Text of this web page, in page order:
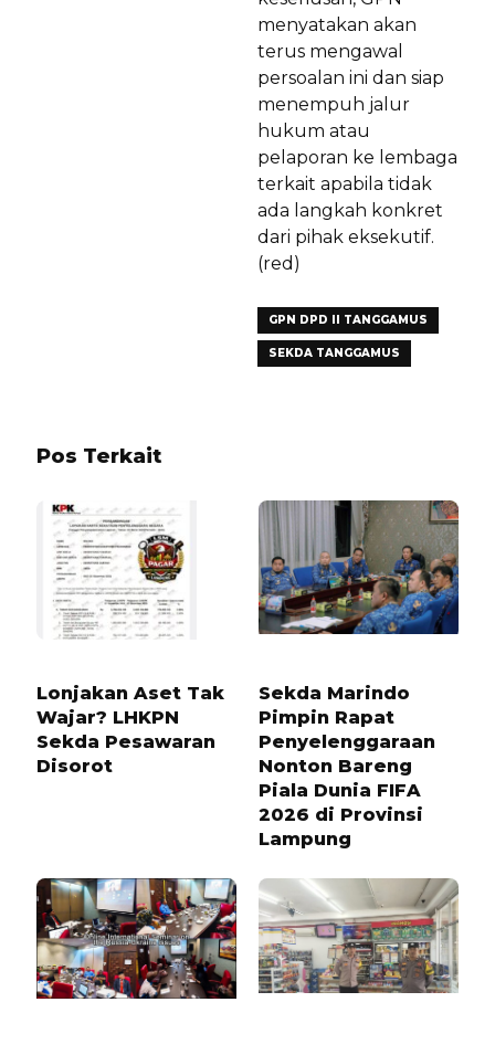
menyatakan akan
terus mengawal
persoalan ini dan siap
menempuh jalur
hukum atau
pelaporan ke lembaga
terkait apabila tidak
ada langkah konkret
dari pihak eksekutif.
(red)
GPN DPD II TANGGAMUS
SEKDA TANGGAMUS
Pos Terkait
Lonjakan Aset Tak
Wajar? LHKPN
Sekda Pesawaran
Disorot
Sekda Marindo
Pimpin Rapat
Penyelenggaraan
Nonton Bareng
Piala Dunia FIFA
2026 di Provinsi
Lampung